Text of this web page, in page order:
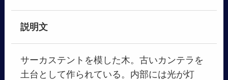
説明文
サーカステントを模した木。古いカンテラを
土台として作られている。内部には光が灯